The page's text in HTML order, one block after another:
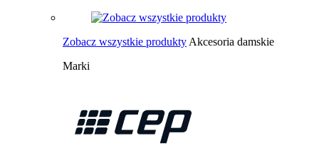
Zobacz wszystkie produkty Akcesoria damskie
Marki